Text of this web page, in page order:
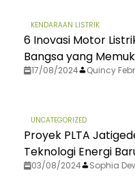
KENDARAAN LISTRIK
6 Inovasi Motor
Bangsa yang
17/08/2024 Quincy
UNCATEGORIZED
Proyek PLTA
Teknologi Energi
03/08/2024 Sophia